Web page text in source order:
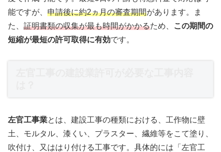
能ですが、 申請後に約2ヵ月の審査期間があります。ま
た、 証明書類の収集が最も時間がかかるため、
この期間の
短縮が最短の許可取得に有効です。
左官工事業とは、建設工事の種類における、工作物に壁
土、モルタル、漆くい、プラスター、繊維等をこて塗り、
吹付け、又ははり付ける工事です。具体的には「左官工